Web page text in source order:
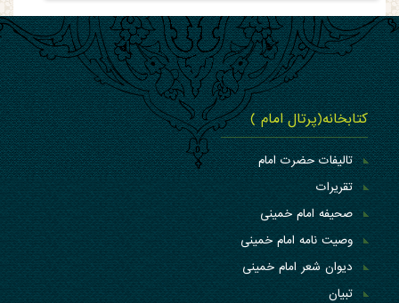
کتابخانه(پرتال امام )
تالیفات حضرت امام
تقریرات
صحیفه امام خمینی
وصیت نامه امام خمینی
دیوان شعر امام خمینی
تبیان